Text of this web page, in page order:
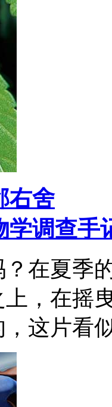
右舍
学调查手
在夏季
，在摇
，这片